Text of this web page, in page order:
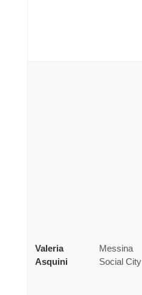
Valeria
Asquini
Messina
Social City